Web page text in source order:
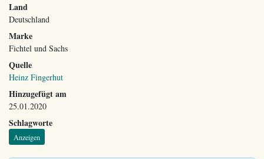
Land
Deutschland
Marke
Fichtel und Sachs
Quelle
Heinz Fingerhut
Hinzugefügt am
25.01.2020
Schlagworte
Anzeigen